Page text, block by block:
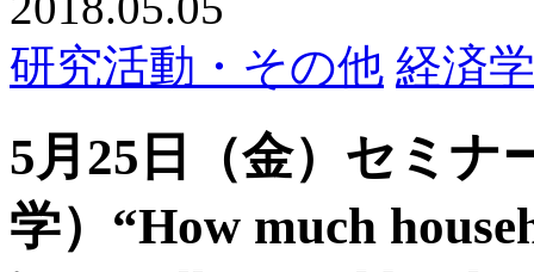
研究活動・その他 経済
5月25日（金）セミナ
学）“How much